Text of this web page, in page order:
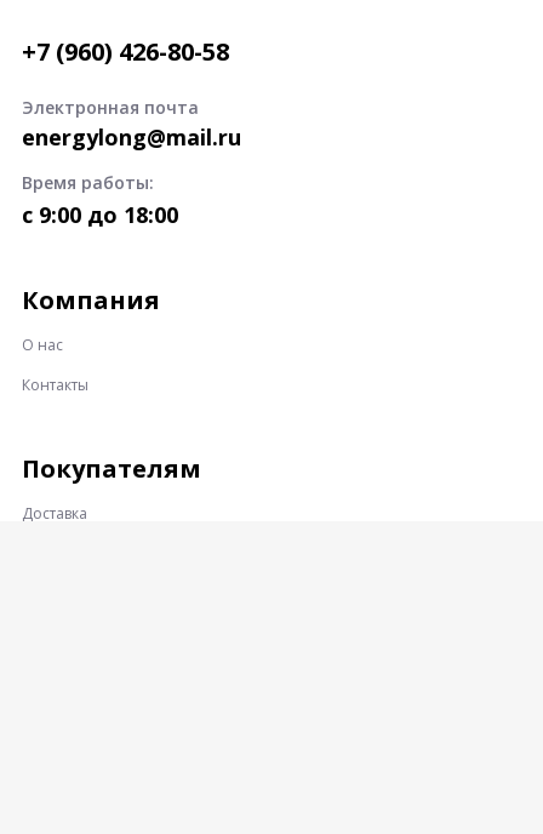
+7 (960) 426-80-58
Электронная почта
energylong@mail.ru
Время работы:
c 9:00 до 18:00
Компания
О нас
Контакты
Покупателям
Доставка